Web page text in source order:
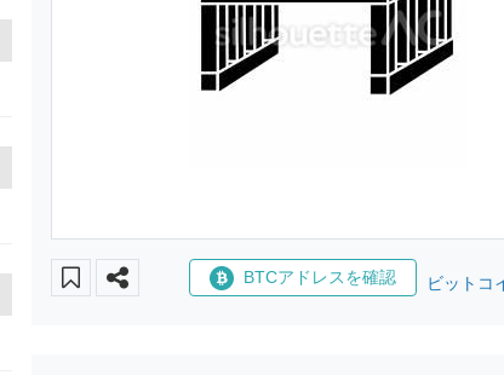
BTCアドレスを確認 ビットコ